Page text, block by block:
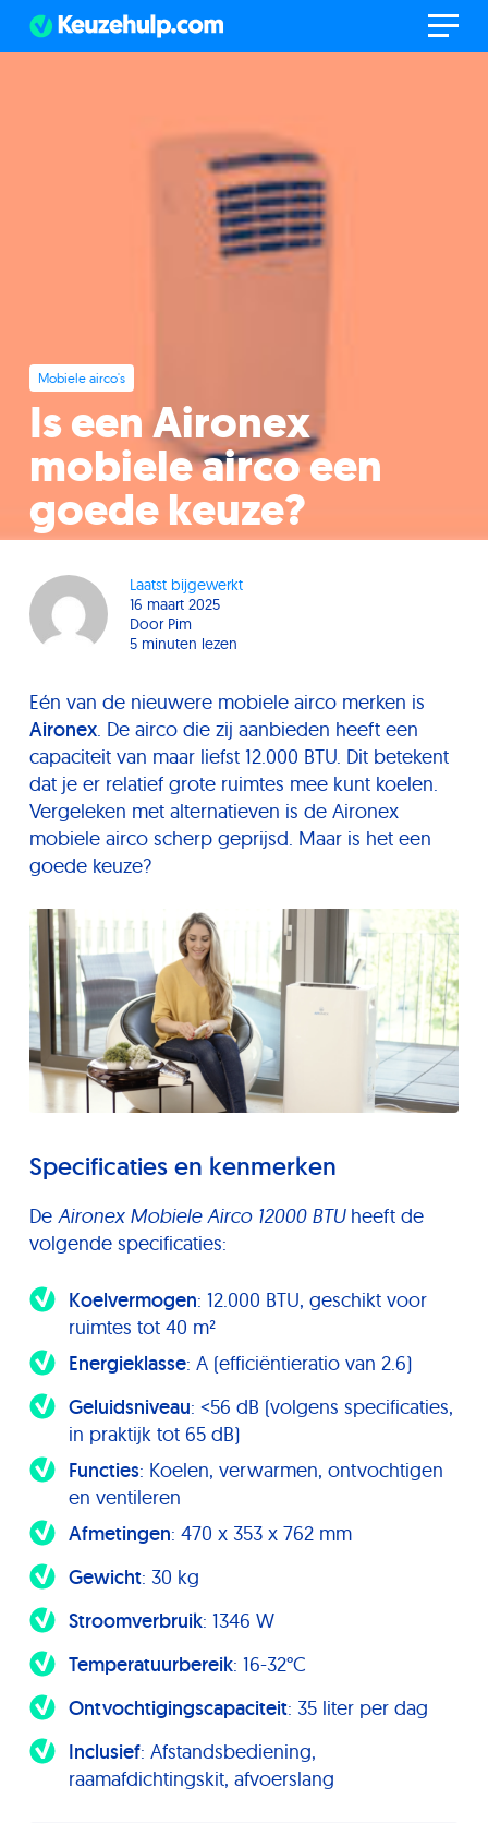
Mobiele airco's
Is een Aironex
mobiele airco een
goede keuze?
Laatst bijgewerkt
16 maart 2025
Door Pim
5 minuten lezen
Eén van de nieuwere mobiele airco merken is
Aironex. De airco die zij aanbieden heeft een
capaciteit van maar liefst 12.000 BTU. Dit betekent
dat je er relatief grote ruimtes mee kunt koelen.
Vergeleken met alternatieven is de Aironex
mobiele airco scherp geprijsd. Maar is het een
goede keuze?
Specificaties en kenmerken
De Aironex Mobiele Airco 12000 BTUheeft de
volgende specificaties:
Koelvermogen: 12.000 BTU, geschikt voor
ruimtes tot 40 m²
Energieklasse: A (efficiëntieratio van 2.6)
Geluidsniveau: <56 dB (volgens specificaties,
in praktijk tot 65 dB)
Functies: Koelen, verwarmen, ontvochtigen
en ventileren
Afmetingen: 470 x 353 x 762 mm
Gewicht: 30 kg
Stroomverbruik: 1346 W
Temperatuurbereik: 16-32°C
Ontvochtigingscapaciteit: 35 liter per dag
Inclusief: Afstandsbediening,
raamafdichtingskit, afvoerslang